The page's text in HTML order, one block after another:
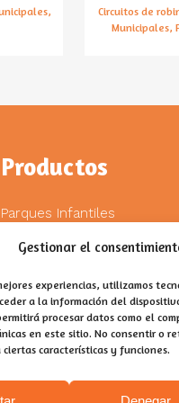
Gestionar el
experiencias, utilizamos
a la información del
procesar datos como el
en este sitio. No consentir o
características y funciones.
Circuitos de
Municipales,
Productos
Parques Infantiles
Parques de Madera
Parques Adaptados
Parques de Calistenia
Parques Biosaludables